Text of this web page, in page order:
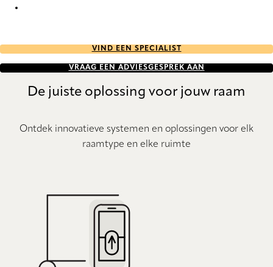
VIND EEN SPECIALIST
VRAAG EEN ADVIESGESPREK AAN
De juiste oplossing voor jouw raam
Ontdek innovatieve systemen en oplossingen voor elk
raamtype en elke ruimte